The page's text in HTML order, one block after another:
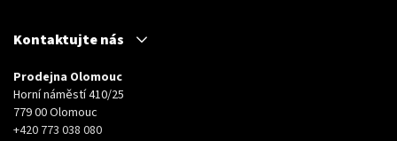
Kontaktujte nás
Prodejna Olomouc
Horní náměstí 410/25
779 00 Olomouc
+420 773 038 080